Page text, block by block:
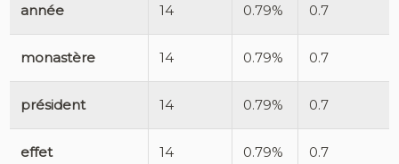
année 14 0.79% 0.7
monastère 14 0.79% 0.7
président 14 0.79% 0.7
effet 14 0.79% 0.7